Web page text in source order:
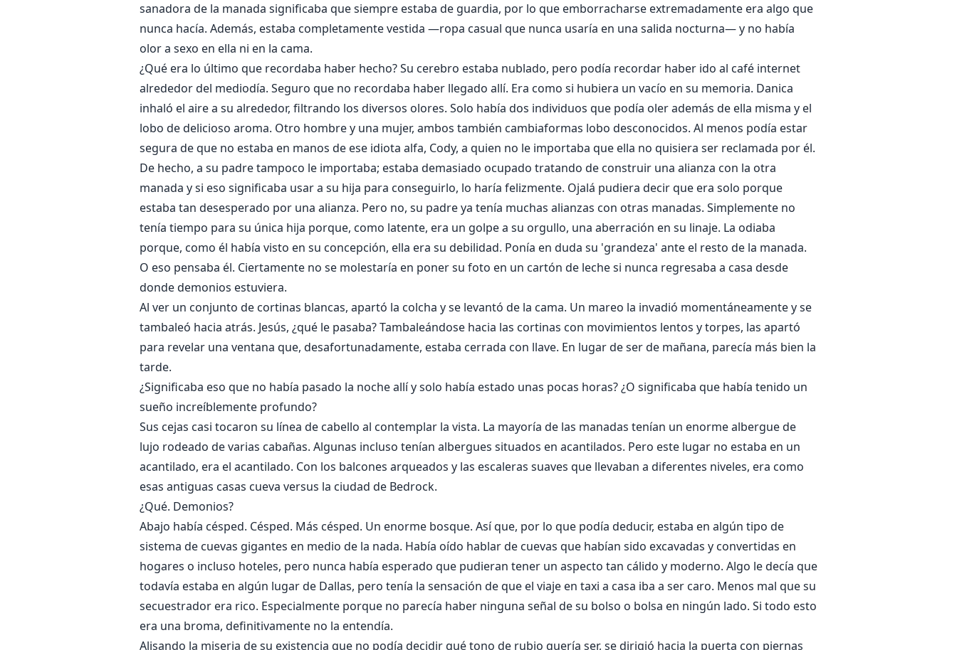
sanadora de la manada significaba que siempre estaba de guardia, por lo que emborracharse extremadamente era algo que
nunca hacía. Además, estaba completamente vestida —ropa casual que nunca usaría en una salida nocturna— y no había
olor a sexo en ella ni en la cama.
¿Qué era lo último que recordaba haber hecho? Su cerebro estaba nublado, pero podía recordar haber ido al café internet
alrededor del mediodía. Seguro que no recordaba haber llegado allí. Era como si hubiera un vacío en su memoria. Danica
inhaló el aire a su alrededor, filtrando los diversos olores. Solo había dos individuos que podía oler además de ella misma y el
lobo de delicioso aroma. Otro hombre y una mujer, ambos también cambiaformas lobo desconocidos. Al menos podía estar
segura de que no estaba en manos de ese idiota alfa, Cody, a quien no le importaba que ella no quisiera ser reclamada por él.
De hecho, a su padre tampoco le importaba; estaba demasiado ocupado tratando de construir una alianza con la otra
manada y si eso significaba usar a su hija para conseguirlo, lo haría felizmente. Ojalá pudiera decir que era solo porque
estaba tan desesperado por una alianza. Pero no, su padre ya tenía muchas alianzas con otras manadas. Simplemente no
tenía tiempo para su única hija porque, como latente, era un golpe a su orgullo, una aberración en su linaje. La odiaba
porque, como él había visto en su concepción, ella era su debilidad. Ponía en duda su 'grandeza' ante el resto de la manada.
O eso pensaba él. Ciertamente no se molestaría en poner su foto en un cartón de leche si nunca regresaba a casa desde
donde demonios estuviera.
Al ver un conjunto de cortinas blancas, apartó la colcha y se levantó de la cama. Un mareo la invadió momentáneamente y se
tambaleó hacia atrás. Jesús, ¿qué le pasaba? Tambaleándose hacia las cortinas con movimientos lentos y torpes, las apartó
para revelar una ventana que, desafortunadamente, estaba cerrada con llave. En lugar de ser de mañana, parecía más bien la
tarde.
¿Significaba eso que no había pasado la noche allí y solo había estado unas pocas horas? ¿O significaba que había tenido un
sueño increíblemente profundo?
Sus cejas casi tocaron su línea de cabello al contemplar la vista. La mayoría de las manadas tenían un enorme albergue de
lujo rodeado de varias cabañas. Algunas incluso tenían albergues situados en acantilados. Pero este lugar no estaba en un
acantilado, era el acantilado. Con los balcones arqueados y las escaleras suaves que llevaban a diferentes niveles, era como
esas antiguas casas cueva versus la ciudad de Bedrock.
¿Qué. Demonios?
Abajo había césped. Césped. Más césped. Un enorme bosque. Así que, por lo que podía deducir, estaba en algún tipo de
sistema de cuevas gigantes en medio de la nada. Había oído hablar de cuevas que habían sido excavadas y convertidas en
hogares o incluso hoteles, pero nunca había esperado que pudieran tener un aspecto tan cálido y moderno. Algo le decía que
todavía estaba en algún lugar de Dallas, pero tenía la sensación de que el viaje en taxi a casa iba a ser caro. Menos mal que su
secuestrador era rico. Especialmente porque no parecía haber ninguna señal de su bolso o bolsa en ningún lado. Si todo esto
era una broma, definitivamente no la entendía.
Alisando la miseria de su existencia que no podía decidir qué tono de rubio quería ser, se dirigió hacia la puerta con piernas